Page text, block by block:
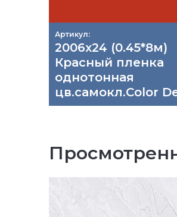
Артикул:
2006х24 (0.45*8м)
Красный пленка
однотонная
цв.самокл.Color